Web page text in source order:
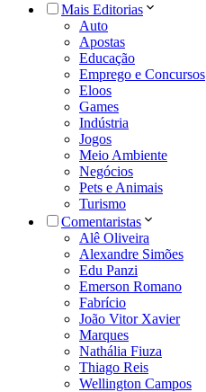
Mais Editorias
Auto
Apostas
Educação
Emprego e Concursos
Eloos
Games
Indústria
Jogos
Meio Ambiente
Negócios
Pets e Animais
Turismo
Comentaristas
Alê Oliveira
Alexandre Simões
Edu Panzi
Emerson Romano
Fabrício
João Vitor Xavier
Marques
Nathália Fiuza
Thiago Reis
Wellington Campos